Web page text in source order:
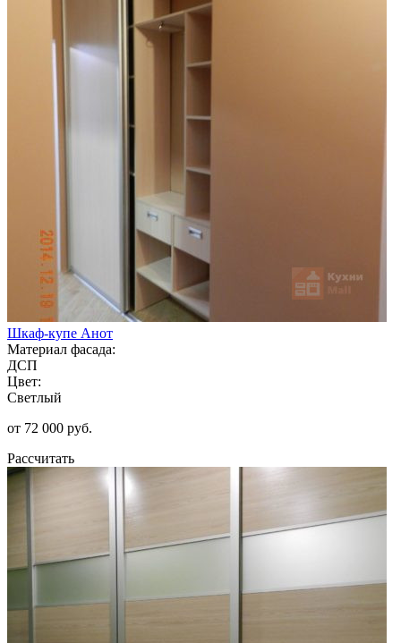
Шкаф-купе Анот
Материал фасада:
ДСП
Цвет:
Светлый
от 72 000 руб.
Рассчитать